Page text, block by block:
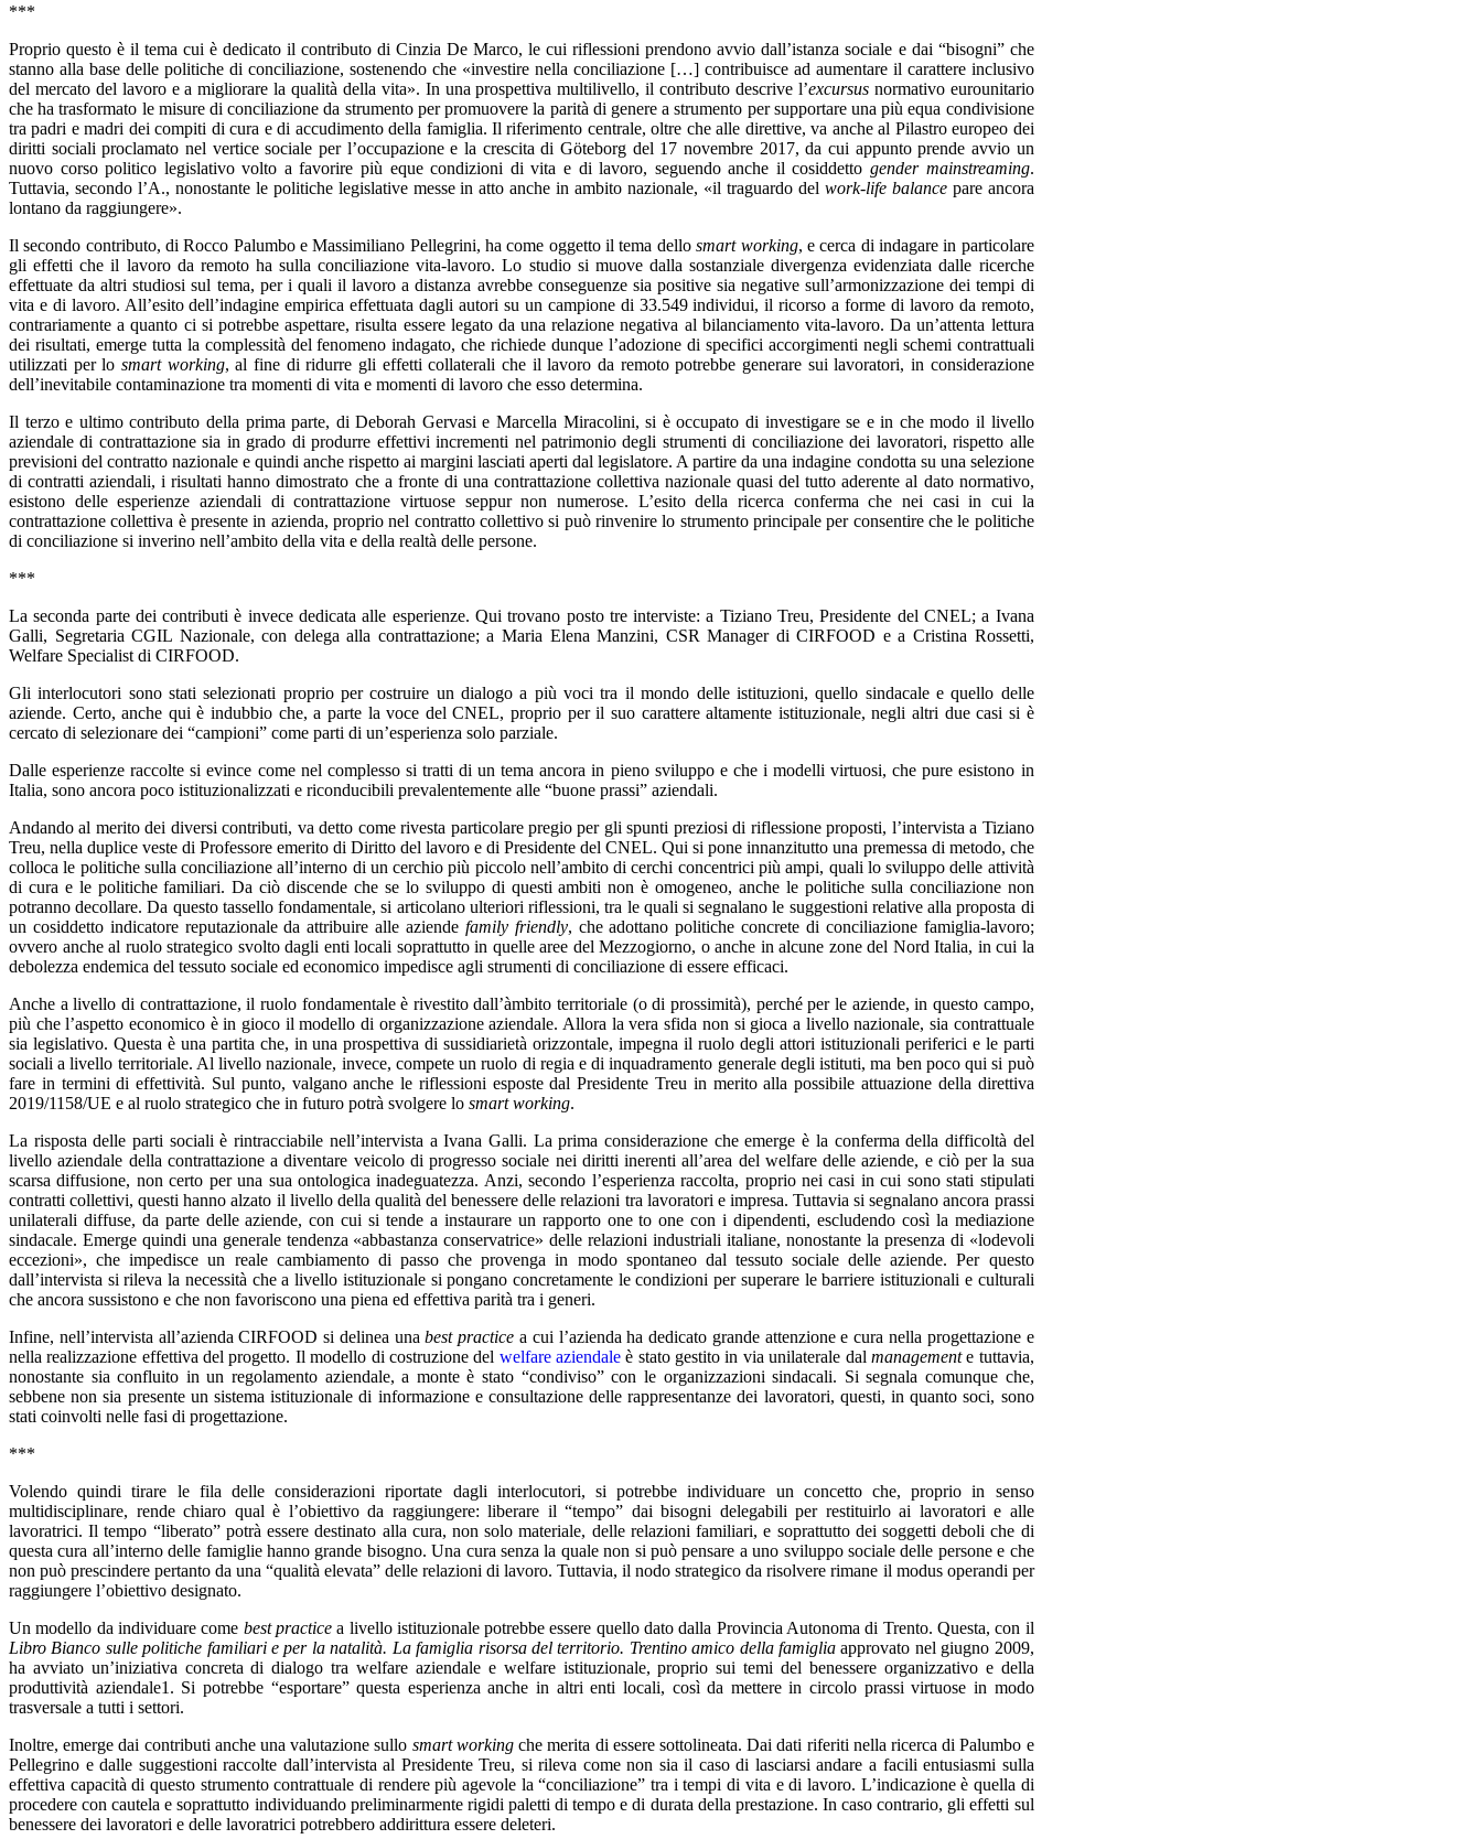
***
Proprio questo è il tema cui è dedicato il contributo di Cinzia De Marco, le cui riflessioni prendono avvio dall’istanza sociale e dai “bisogni” che
stanno alla base delle politiche di conciliazione, sostenendo che «investire nella conciliazione […] contribuisce ad aumentare il carattere inclusivo
del mercato del lavoro e a migliorare la qualità della vita». In una prospettiva multilivello, il contributo descrive l’excursusnormativo eurounitario
che ha trasformato le misure di conciliazione da strumento per promuovere la parità di genere a strumento per supportare una più equa condivisione
tra padri e madri dei compiti di cura e di accudimento della famiglia. Il riferimento centrale, oltre che alle direttive, va anche al Pilastro europeo dei
diritti sociali proclamato nel vertice sociale per l’occupazione e la crescita di Göteborg del 17 novembre 2017, da cui appunto prende avvio un
nuovo corso politico legislativo volto a favorire più eque condizioni di vita e di lavoro, seguendo anche il cosiddettogender mainstreaming.
Tuttavia, secondo l’A., nonostante le politiche legislative messe in atto anche in ambito nazionale, «il traguardo del work-life balancepare ancora
lontano da raggiungere».
Il secondo contributo, di Rocco Palumbo e Massimiliano Pellegrini, ha come oggetto il tema dellosmart working, e cerca di indagare in particolare
gli effetti che il lavoro da remoto ha sulla conciliazione vita-lavoro. Lo studio si muove dalla sostanziale divergenza evidenziata dalle ricerche
effettuate da altri studiosi sul tema, per i quali il lavoro a distanza avrebbe conseguenze sia positive sia negative sull’armonizzazione dei tempi di
vita e di lavoro. All’esito dell’indagine empirica effettuata dagli autori su un campione di 33.549 individui, il ricorso a forme di lavoro da remoto,
contrariamente a quanto ci si potrebbe aspettare, risulta essere legato da una relazione negativa al bilanciamento vita-lavoro. Da un’attenta lettura
dei risultati, emerge tutta la complessità del fenomeno indagato, che richiede dunque l’adozione di specifici accorgimenti negli schemi contrattuali
utilizzati per lo smart working, al fine di ridurre gli effetti collaterali che il lavoro da remoto potrebbe generare sui lavoratori, in considerazione
dell’inevitabile contaminazione tra momenti di vita e momenti di lavoro che esso determina.
Il terzo e ultimo contributo della prima parte, di Deborah Gervasi e Marcella Miracolini, si è occupato di investigare se e in che modo il livello
aziendale di contrattazione sia in grado di produrre effettivi incrementi nel patrimonio degli strumenti di conciliazione dei lavoratori, rispetto alle
previsioni del contratto nazionale e quindi anche rispetto ai margini lasciati aperti dal legislatore. A partire da una indagine condotta su una selezione
di contratti aziendali, i risultati hanno dimostrato che a fronte di una contrattazione collettiva nazionale quasi del tutto aderente al dato normativo,
esistono delle esperienze aziendali di contrattazione virtuose seppur non numerose. L’esito della ricerca conferma che nei casi in cui la
contrattazione collettiva è presente in azienda, proprio nel contratto collettivo si può rinvenire lo strumento principale per consentire che le politiche
di conciliazione si inverino nell’ambito della vita e della realtà delle persone.
***
La seconda parte dei contributi è invece dedicata alle esperienze. Qui trovano posto tre interviste: a Tiziano Treu, Presidente del CNEL; a Ivana
Galli, Segretaria CGIL Nazionale, con delega alla contrattazione; a Maria Elena Manzini, CSR Manager di CIRFOOD e a Cristina Rossetti,
Welfare Specialist di CIRFOOD.
Gli interlocutori sono stati selezionati proprio per costruire un dialogo a più voci tra il mondo delle istituzioni, quello sindacale e quello delle
aziende. Certo, anche qui è indubbio che, a parte la voce del CNEL, proprio per il suo carattere altamente istituzionale, negli altri due casi si è
cercato di selezionare dei “campioni” come parti di un’esperienza solo parziale.
Dalle esperienze raccolte si evince come nel complesso si tratti di un tema ancora in pieno sviluppo e che i modelli virtuosi, che pure esistono in
Italia, sono ancora poco istituzionalizzati e riconducibili prevalentemente alle “buone prassi” aziendali.
Andando al merito dei diversi contributi, va detto come rivesta particolare pregio per gli spunti preziosi di riflessione proposti, l’intervista a Tiziano
Treu, nella duplice veste di Professore emerito di Diritto del lavoro e di Presidente del CNEL. Qui si pone innanzitutto una premessa di metodo, che
colloca le politiche sulla conciliazione all’interno di un cerchio più piccolo nell’ambito di cerchi concentrici più ampi, quali lo sviluppo delle attività
di cura e le politiche familiari. Da ciò discende che se lo sviluppo di questi ambiti non è omogeneo, anche le politiche sulla conciliazione non
potranno decollare. Da questo tassello fondamentale, si articolano ulteriori riflessioni, tra le quali si segnalano le suggestioni relative alla proposta di
un cosiddetto indicatore reputazionale da attribuire alle aziende family friendly, che adottano politiche concrete di conciliazione famiglia-lavoro;
ovvero anche al ruolo strategico svolto dagli enti locali soprattutto in quelle aree del Mezzogiorno, o anche in alcune zone del Nord Italia, in cui la
debolezza endemica del tessuto sociale ed economico impedisce agli strumenti di conciliazione di essere efficaci.
Anche a livello di contrattazione, il ruolo fondamentale è rivestito dall’àmbito territoriale (o di prossimità), perché per le aziende, in questo campo,
più che l’aspetto economico è in gioco il modello di organizzazione aziendale. Allora la vera sfida non si gioca a livello nazionale, sia contrattuale
sia legislativo. Questa è una partita che, in una prospettiva di sussidiarietà orizzontale, impegna il ruolo degli attori istituzionali periferici e le parti
sociali a livello territoriale. Al livello nazionale, invece, compete un ruolo di regia e di inquadramento generale degli istituti, ma ben poco qui si può
fare in termini di effettività. Sul punto, valgano anche le riflessioni esposte dal Presidente Treu in merito alla possibile attuazione della direttiva
2019/1158/UE e al ruolo strategico che in futuro potrà svolgere lo smart working.
La risposta delle parti sociali è rintracciabile nell’intervista a Ivana Galli. La prima considerazione che emerge è la conferma della difficoltà del
livello aziendale della contrattazione a diventare veicolo di progresso sociale nei diritti inerenti all’area del welfare delle aziende, e ciò per la sua
scarsa diffusione, non certo per una sua ontologica inadeguatezza. Anzi, secondo l’esperienza raccolta, proprio nei casi in cui sono stati stipulati
contratti collettivi, questi hanno alzato il livello della qualità del benessere delle relazioni tra lavoratori e impresa. Tuttavia si segnalano ancora prassi
unilaterali diffuse, da parte delle aziende, con cui si tende a instaurare un rapporto one to one con i dipendenti, escludendo così la mediazione
sindacale. Emerge quindi una generale tendenza «abbastanza conservatrice» delle relazioni industriali italiane, nonostante la presenza di «lodevoli
eccezioni», che impedisce un reale cambiamento di passo che provenga in modo spontaneo dal tessuto sociale delle aziende. Per questo
dall’intervista si rileva la necessità che a livello istituzionale si pongano concretamente le condizioni per superare le barriere istituzionali e culturali
che ancora sussistono e che non favoriscono una piena ed effettiva parità tra i generi.
Infine, nell’intervista all’azienda CIRFOOD si delinea unabest practice a cui l’azienda ha dedicato grande attenzione e cura nella progettazione e
nella realizzazione effettiva del progetto. Il modello di costruzione del welfare aziendale è stato gestito in via unilaterale dal managemente tuttavia,
nonostante sia confluito in un regolamento aziendale, a monte è stato “condiviso” con le organizzazioni sindacali. Si segnala comunque che,
sebbene non sia presente un sistema istituzionale di informazione e consultazione delle rappresentanze dei lavoratori, questi, in quanto soci, sono
stati coinvolti nelle fasi di progettazione.
***
Volendo quindi tirare le fila delle considerazioni riportate dagli interlocutori, si potrebbe individuare un concetto che, proprio in senso
multidisciplinare, rende chiaro qual è l’obiettivo da raggiungere: liberare il “tempo” dai bisogni delegabili per restituirlo ai lavoratori e alle
lavoratrici. Il tempo “liberato” potrà essere destinato alla cura, non solo materiale, delle relazioni familiari, e soprattutto dei soggetti deboli che di
questa cura all’interno delle famiglie hanno grande bisogno. Una cura senza la quale non si può pensare a uno sviluppo sociale delle persone e che
non può prescindere pertanto da una “qualità elevata” delle relazioni di lavoro. Tuttavia, il nodo strategico da risolvere rimane il modus operandi per
raggiungere l’obiettivo designato.
Un modello da individuare come best practicea livello istituzionale potrebbe essere quello dato dalla Provincia Autonoma di Trento. Questa, con il
Libro Bianco sulle politiche familiari e per la natalità. La famiglia risorsa del territorio. Trentino amico della famigliaapprovato nel giugno 2009,
ha avviato un’iniziativa concreta di dialogo tra welfare aziendale e welfare istituzionale, proprio sui temi del benessere organizzativo e della
produttività aziendale1. Si potrebbe “esportare” questa esperienza anche in altri enti locali, così da mettere in circolo prassi virtuose in modo
trasversale a tutti i settori.
Inoltre, emerge dai contributi anche una valutazione sullo smart workingche merita di essere sottolineata. Dai dati riferiti nella ricerca di Palumbo e
Pellegrino e dalle suggestioni raccolte dall’intervista al Presidente Treu, si rileva come non sia il caso di lasciarsi andare a facili entusiasmi sulla
effettiva capacità di questo strumento contrattuale di rendere più agevole la “conciliazione” tra i tempi di vita e di lavoro. L’indicazione è quella di
procedere con cautela e soprattutto individuando preliminarmente rigidi paletti di tempo e di durata della prestazione. In caso contrario, gli effetti sul
benessere dei lavoratori e delle lavoratrici potrebbero addirittura essere deleteri.